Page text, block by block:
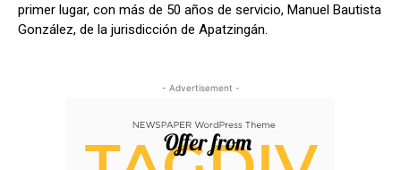
primer lugar, con más de 50 años de servicio, Manuel Bautista
González, de la jurisdicción de Apatzingán.
- Advertisement -